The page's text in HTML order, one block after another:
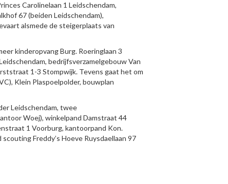
Carolinelaan 1 Leidschendam,
67 (beiden Leidschendam),
alsmede de steigerplaats van
kinderopvang Burg. Roeringlaan 3
bedrijfsverzamelgebouw Van
1-3 Stompwijk. Tevens gaat het om
Klein Plaspoelpolder, bouwplan
Leidschendam, twee
Woej), winkelpand Damstraat 44
1 Voorburg, kantoorpand Kon.
Freddy’s Hoeve Ruysdaellaan 97